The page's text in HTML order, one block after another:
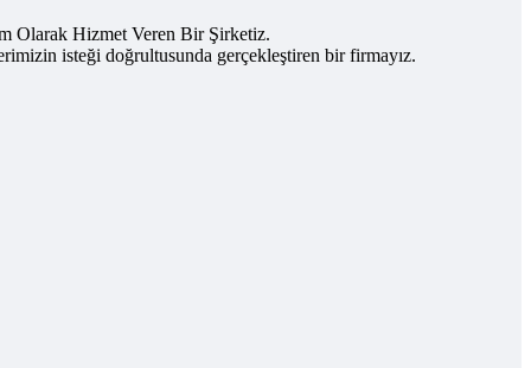
Olarak Hizmet Veren Bir Şirketiz.
isteği doğrultusunda gerçekleştiren bir firmayız.